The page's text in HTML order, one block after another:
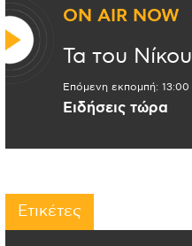
ON AIR NOW
Τα του Νίκου
Επόμενη εκπομπή: 13:00
Ειδήσεις τώρα
Ετικέτες